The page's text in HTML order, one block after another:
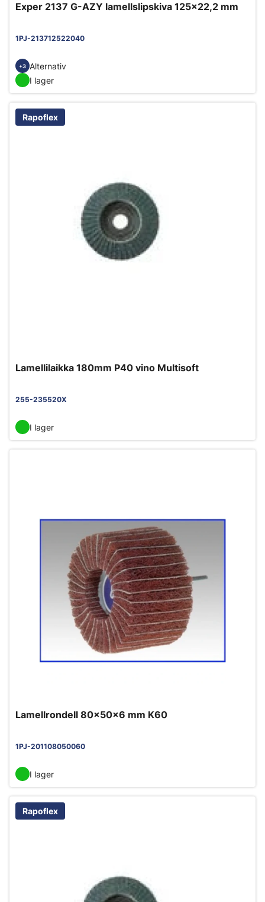
Exper 2137 G-AZY lamellslipskiva 125x22,2 mm
1PJ-213712522040
+3
Alternativ
I lager
Rapoflex
Lamellilaikka 180mm P40 vino Multisoft
255-235520X
I lager
Lamellrondell 80x50x6 mm K60
1PJ-201108050060
I lager
Rapoflex